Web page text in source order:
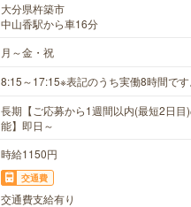
大分県杵築市
中山香駅から車16分
月～金・祝
8:15～17:15※表記のうち実働8時間です
長期【ご応募から1週間以内(最短2日目
能】即日～
時給1150円
交通費
交通費支給有り